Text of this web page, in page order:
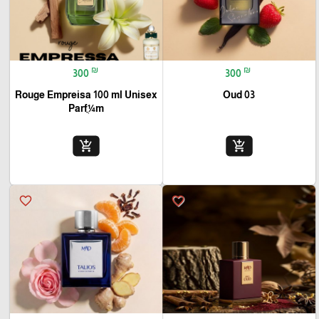
300 ₪
Oud 03
add_shopping_cart
300 ₪
Rouge Empreisa 100 ml Unisex
Parfֳ¼m
add_shopping_cart
favorite_border
favorite_border